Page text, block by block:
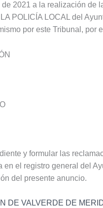
2021 a la realización
POLICÍA LOCAL del
por este Tribunal,
y formular las
en el registro general del
del presente anuncio.
DE VALVERDE DE